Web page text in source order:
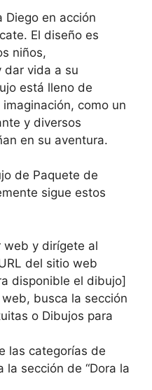
Diego en acción
El diseño es
niños,
dar vida a su
está lleno de
como un
y diversos
en su aventura.
de Paquete de
sigue estos
web y dirígete al
del sitio web
disponible el dibujo]
busca la sección
o Dibujos para
las categorías de
la sección de “Dora la